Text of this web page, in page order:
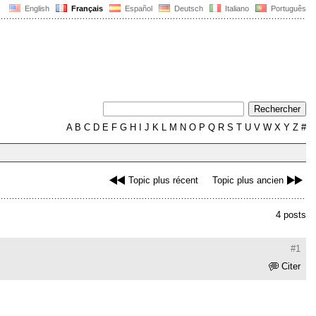
English Français Español Deutsch Italiano Português
AB C D E F G H J K L M N O P Q R S T U V W X Y Z #
Topic plus récent Topic plus ancien
4 posts
#1
Citer